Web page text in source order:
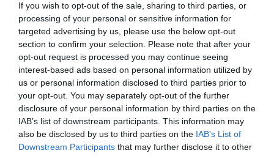
If you wish to opt-out of the sale, sharing to third parties, or
processing of your personal or sensitive information for
targeted advertising by us, please use the below opt-out
section to confirm your selection. Please note that after your
opt-out request is processed you may continue seeing
interest-based ads based on personal information utilized by
us or personal information disclosed to third parties prior to
your opt-out. You may separately opt-out of the further
disclosure of your personal information by third parties on the
IAB’s list of downstream participants. This information may
also be disclosed by us to third parties on the IAB’s List of
Downstream Participants that may further disclose it to other